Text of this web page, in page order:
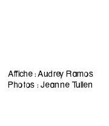
Affiche : Audrey Ramos
Photos : Jeanne Tullen